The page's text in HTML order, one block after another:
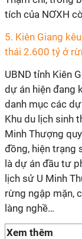
tích của NƠXH
5. Kiên Giang
thái 2.600 tỷ ở
UBND tỉnh Kiên
dự án hiện đang
danh mục các
Khu du lịch sinh
Minh Thượng
đồng, hiện trạng
là dự án đầu tư
lịch sử U Minh
rừng ngập mặn,
làng nghề…
Xem thêm